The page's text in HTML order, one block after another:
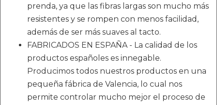
prenda, ya que las fibras largas son mucho más
resistentes y se rompen con menos facilidad,
además de ser más suaves al tacto.
FABRICADOS EN ESPAÑA - La calidad de los
productos españoles es innegable.
Producimos todos nuestros productos en una
pequeña fábrica de Valencia, lo cual nos
permite controlar mucho mejor el proceso de